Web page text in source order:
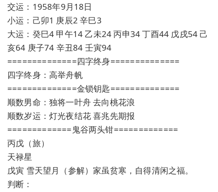
交运：1958年9月18日
小运：己卯1 庚辰2 辛巳3
大运：癸巳4 甲午14 乙未24 丙申34 丁酉44 戊戌54 己
亥64 庚子74 辛丑84 壬寅94
==============四字终身==============
四字终身：高举舟帆
==============金锁钥匙==============
顺数男命：独将一叶舟 去向桃花浪
顺数岁运：灯光夜结花 喜兆先期报
=============鬼谷两头钳=============
丙戊（旅）
天禄星
戊寅 雪天望月（参解）家虽贫寒，自得清闲之福。
判断：